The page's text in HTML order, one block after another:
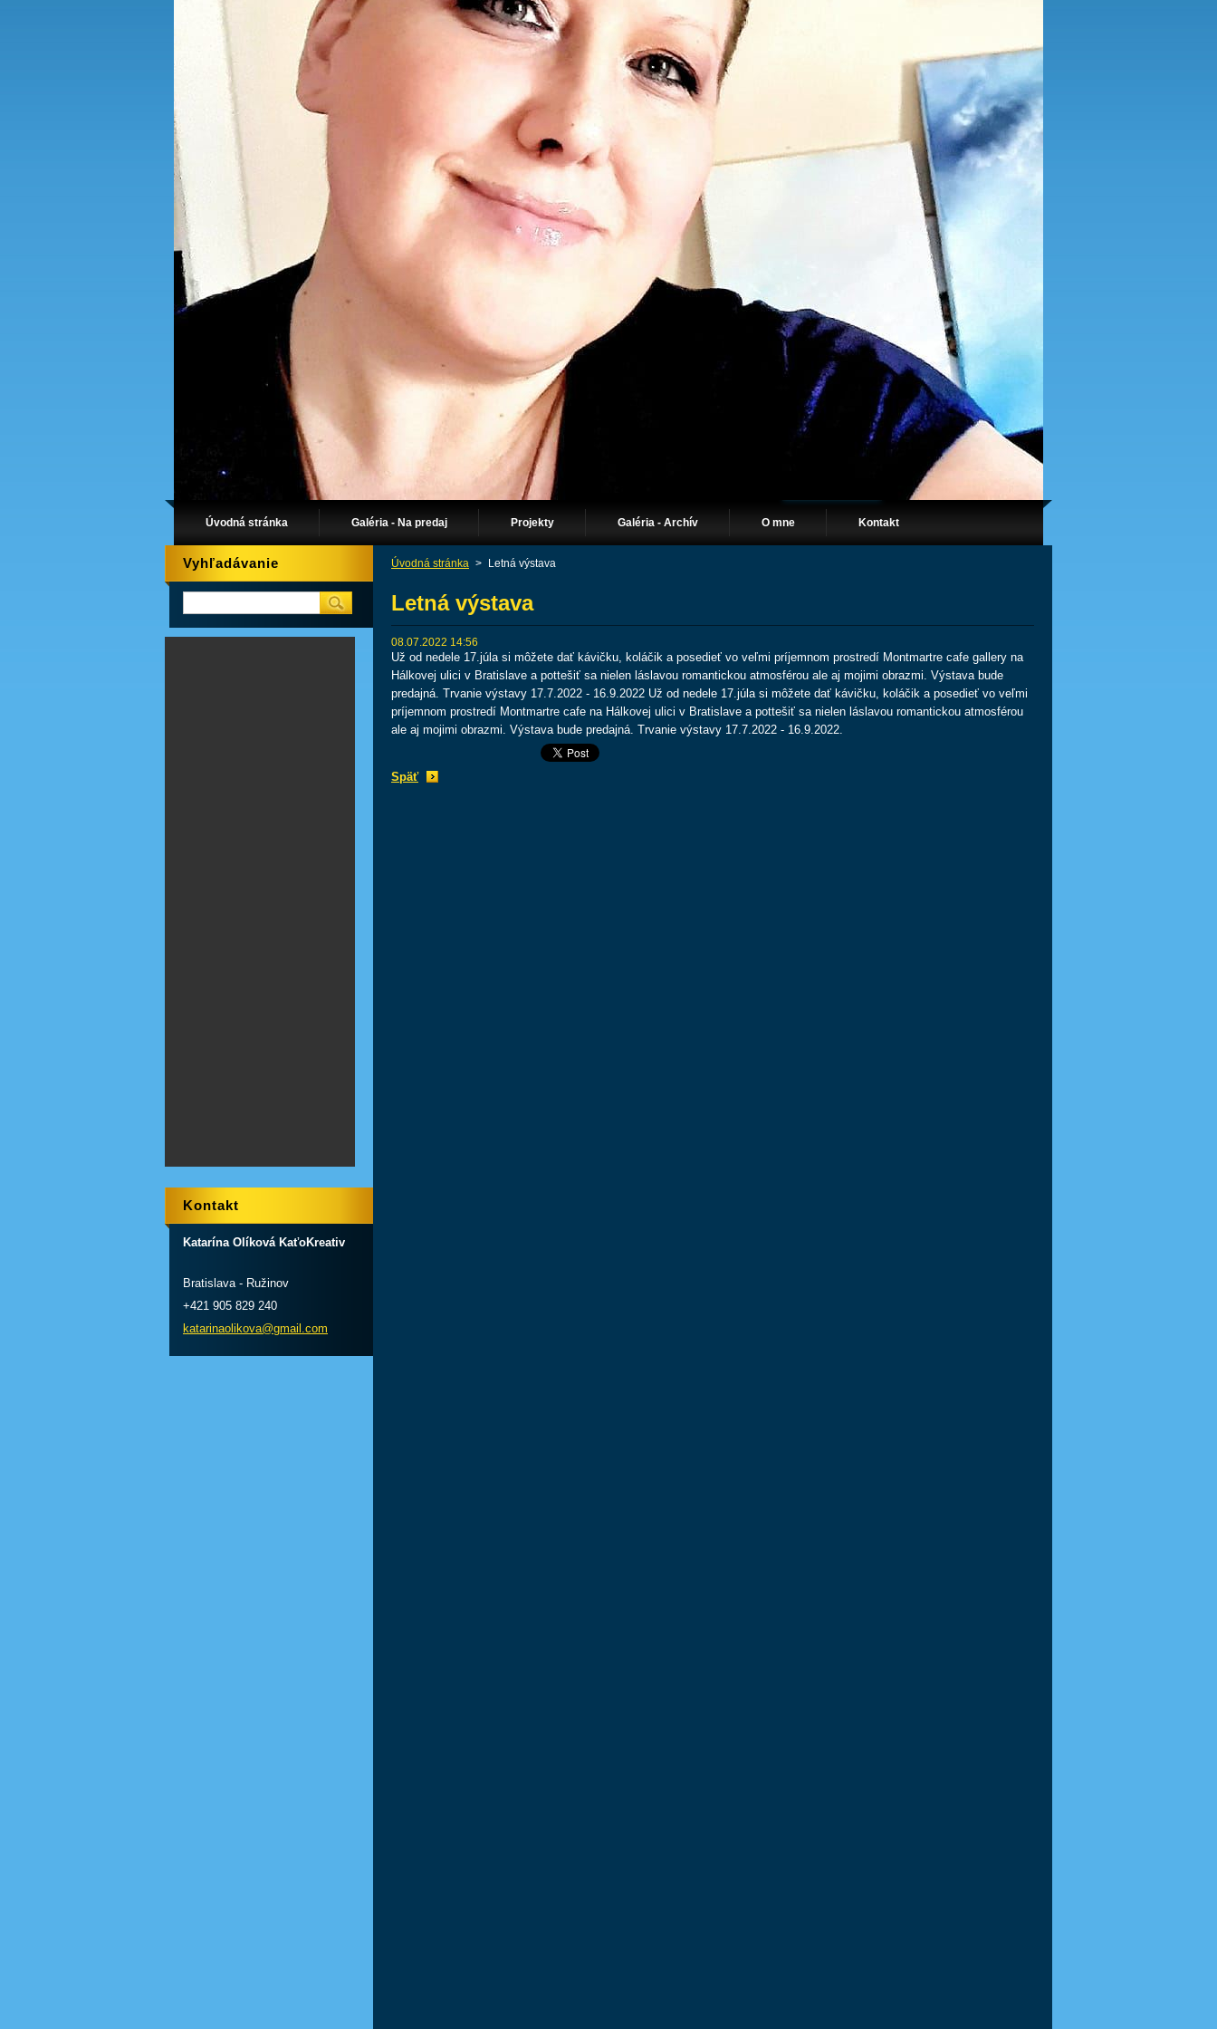
Úvodná stránka Galéria - Na predaj Projekty Galéria - Archív O mne Kontakt
Úvodná stránka > Letná výstava
Letná výstava
08.07.2022 14:56
Už od nedele 17.júla si môžete dať kávičku, koláčik a posedieť vo veľmi príjemnom prostredí Montmartre cafe gallery na
Hálkovej ulici v Bratislave a pottešiť sa nielen láslavou romantickou atmosférou ale aj mojimi obrazmi. Výstava bude
predajná. Trvanie výstavy 17.7.2022 - 16.9.2022 Už od nedele 17.júla si môžete dať kávičku, koláčik a posedieť vo veľmi
príjemnom prostredí Montmartre cafe na Hálkovej ulici v Bratislave a pottešiť sa nielen láslavou romantickou atmosférou
ale aj mojimi obrazmi. Výstava bude predajná. Trvanie výstavy 17.7.2022 - 16.9.2022.
Späť
Vyhľadávanie
Kontakt
Katarína Olíková KaťoKreativ
Bratislava - Ružinov
+421 905 829 240
katarinaolikova@gmail.com